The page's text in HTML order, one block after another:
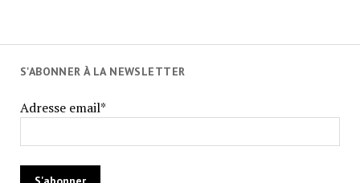
S'ABONNER À LA NEWSLETTER
Adresse email*